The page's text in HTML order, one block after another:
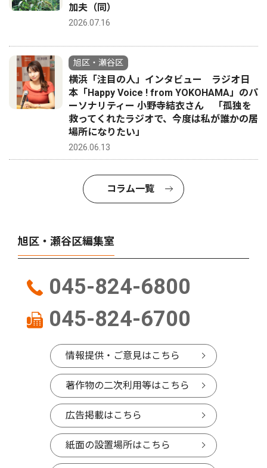
加夫（同）
2026.07.16
旭区・瀬谷区
横浜「注目の人」インタビュー ラジオ日
本「Happy Voice ! from YOKOHAMA」のパ
ーソナリティー 小野寺結衣さん 「孤独を
救ってくれたラジオで、今度は私が誰かの居
場所になりたい」
2026.06.13
コラム一覧
旭区・瀬谷区編集室
045-824-6800
045-824-6700
情報提供・ご意見はこちら
著作物の二次利用等はこちら
広告掲載はこちら
紙面の設置場所はこちら